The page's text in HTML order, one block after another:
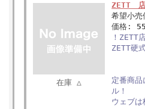
在庫 △
ZETT
希望小
価格:
！ZETT
ZETT硬
定番商
ル！
ウェブ